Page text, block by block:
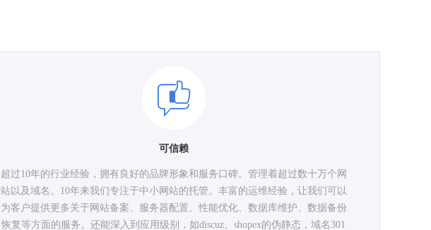
可信赖
超过10年的行业经验，拥有良好的品牌形象和服务口碑。管理着超过数十万个网
站以及域名。10年来我们专注于中小网站的托管。丰富的运维经验，让我们可以
为客户提供更多关于网站备案、服务器配置、性能优化、数据库维护、数据备份
恢复等方面的服务。还能深入到应用级别，如discuz、shopex的伪静态，域名301